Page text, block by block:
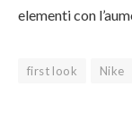
elementi con
first look Nike